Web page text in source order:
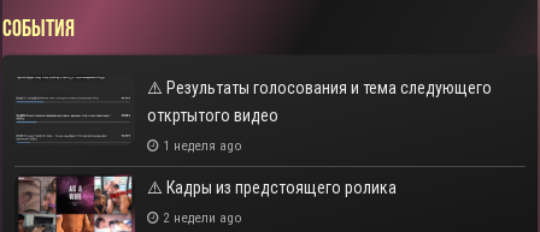
СОБЫТИЯ
⚠️ Результаты голосования и тема следующего
откртытого видео
1 неделя ago
⚠️ Кадры из предстоящего ролика
2 недели ago